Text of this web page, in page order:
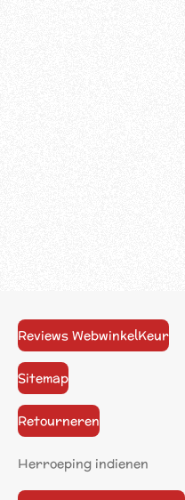
Reviews WebwinkelKeur
Sitemap
Retourneren
Herroeping indienen